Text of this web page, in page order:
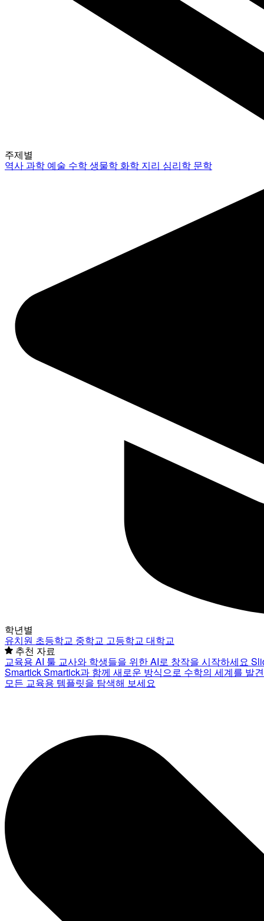
주제별
역사과학 예술 수학생물학 화학 지리 심리학 문학
학년별
유치원 초등학교 중학교 고등학교 대학교
추천 자료
교육용 AI 툴 교사와 학생들을 위한 AI로 창작을 시작하세요
SmartickSmartick과 함께 새로운 방식으로 수학의 세계를 발
모든 교육용 템플릿을 탐색해 보세요